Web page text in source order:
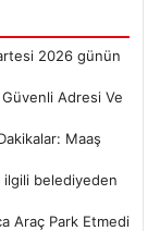
2026 günün
Adresi Ve
Maaş
ilgili belediyeden
Araç Park Etmedi